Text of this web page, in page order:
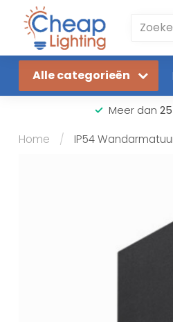
Alle categorieën
Meer dan
Home / IP54